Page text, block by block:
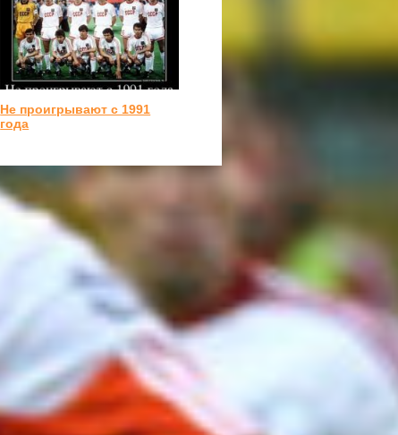
Не проигрывают с 1991
года